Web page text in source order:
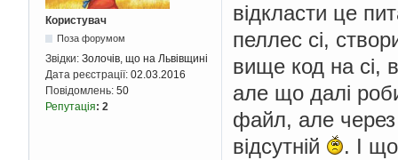
Користувач
Поза форумом
Звідки: Золочів, що на Львівщині
Дата реєстрації: 02.03.2016
Повідомлень: 50
Репутація: 2
відкласти це
пеллес сі,
вище код на сі,
але що далі
файл, але
відсутній
. І